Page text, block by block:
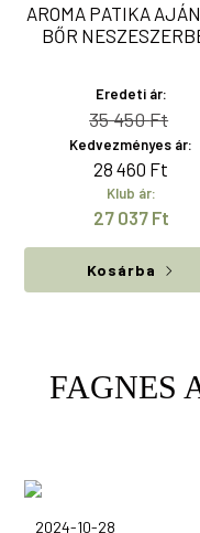
AROMA PATIKA
BŐR
Eredeti ár:
35 450Ft
Kedvezményes ár:
28 460 Ft
Klub ár:
27 037 Ft
Kosárba
FAGNES
2024-10-28